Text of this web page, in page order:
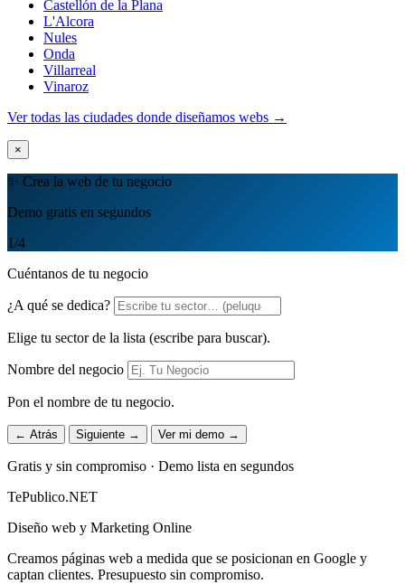
Castellón de la Plana
L'Alcora
Nules
Onda
Villarreal
Vinaroz
Ver todas las ciudades donde diseñamos webs →
×
✨ Crea la web de tu negocio
Demo gratis en segundos
1/4
Cuéntanos de tu negocio
¿A qué se dedica?
Elige tu sector de la lista (escribe para buscar).
Nombre del negocio
Pon el nombre de tu negocio.
← Atrás Siguiente → Ver mi demo →
Gratis y sin compromiso · Demo lista en segundos
TePublico.NET
Diseño web y Marketing Online
Creamos páginas web a medida que se posicionan en Google y
captan clientes. Presupuesto sin compromiso.